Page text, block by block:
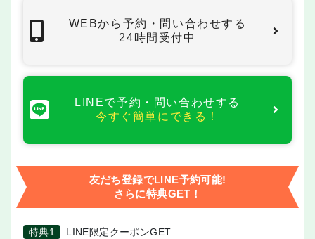
WEBから予約・問い合わせする
24時間受付中
LINEで予約・問い合わせする
今すぐ簡単にできる！
友だち登録でLINE予約可能!
さらに特典GET！
特典1 LINE限定クーポンGET